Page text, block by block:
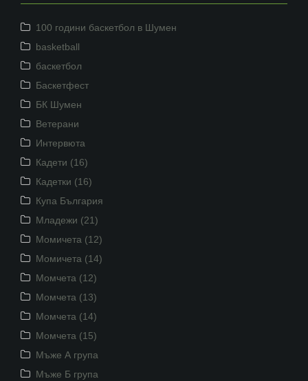
100 години баскетбол в Шумен
basketball
баскетбол
Баскетфест
БК Шумен
Ветерани
Интервюта
Кадети (16)
Кадетки (16)
Купа България
Младежи (21)
Момичета (12)
Момичета (14)
Момчета (12)
Момчета (13)
Момчета (14)
Момчета (15)
Мъже А група
Мъже Б група